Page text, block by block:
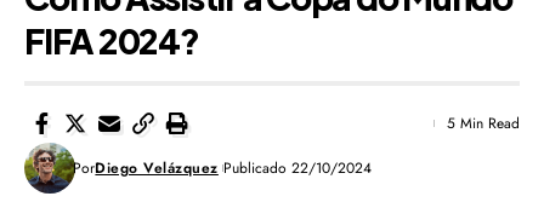
FIFA 2024?
PorDiego Velázquez Publicado 22/10/2024
5 Min Read